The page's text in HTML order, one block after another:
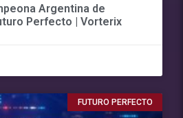
Argentina de
Perfecto | Vorterix
FUTURO PERFECTO